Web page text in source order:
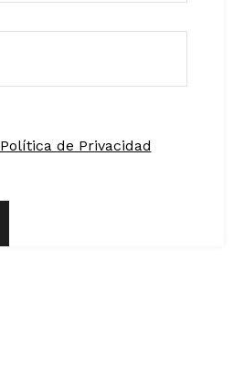
Política de Privacidad